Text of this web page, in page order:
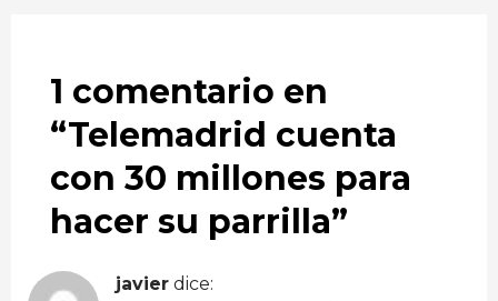
1 comentario en
“Telemadrid cuenta
con 30 millones para
hacer su parrilla”
javier dice: